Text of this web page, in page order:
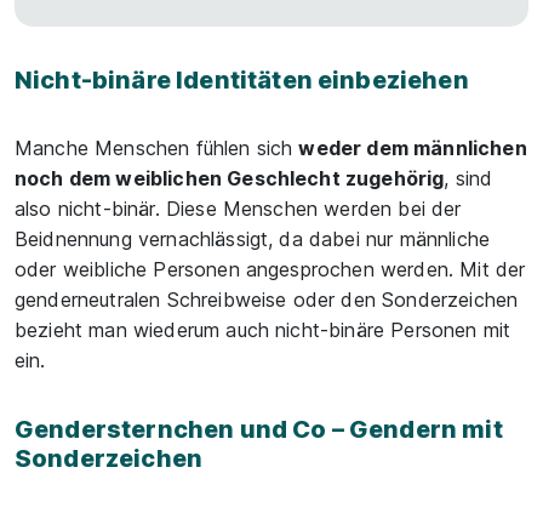
Nicht-binäre Identitäten einbeziehen
Manche Menschen fühlen sichweder dem männlichen
noch dem weiblichen Geschlecht zugehörig, sind
also nicht-binär. Diese Menschen werden bei der
Beidnennung vernachlässigt, da dabei nur männliche
oder weibliche Personen angesprochen werden. Mit der
genderneutralen Schreibweise oder den Sonderzeichen
bezieht man wiederum auch nicht-binäre Personen mit
ein.
Gendersternchen und Co – Gendern mit
Sonderzeichen